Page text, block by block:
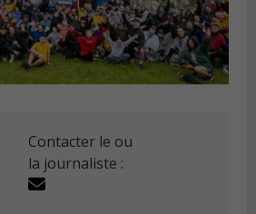
Contacter le ou
la journaliste :